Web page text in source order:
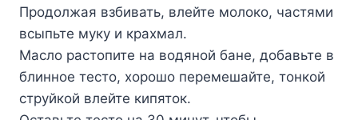
Продолжая взбивать, влейте молоко, частями
всыпьте муку и крахмал.
Масло растопите на водяной бане, добавьте в
блинное тесто, хорошо перемешайте, тонкой
струйкой влейте кипяток.